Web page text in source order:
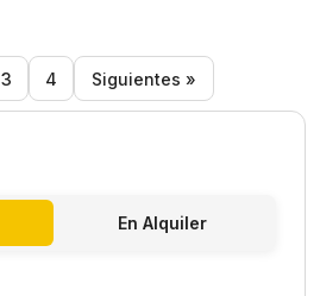
3 4 Siguientes »
En Alquiler